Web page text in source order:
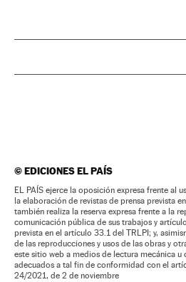
©EDICIONES EL PAÍS
EL PAÍS ejerce la oposición expresa frente al
la elaboración de revistas de prensa prevista
también realiza la reserva expresa frente a la
comunicación pública de sus trabajos y
prevista en el artículo 33.1 del TRLPI; y,
de las reproducciones y usos de las obras y
este sitio web a medios de lectura mecánica u
adecuados a tal fin de conformidad con el
24/2021, de 2 de noviembre